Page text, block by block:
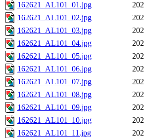
162621_AL101_01.jpg
162621_AL101_02.jpg
162621_AL101_03.jpg
162621_AL101_04.jpg
162621_AL101_05.jpg
162621_AL101_06.jpg
162621_AL101_07.jpg
162621_AL101_08.jpg
162621_AL101_09.jpg
162621_AL101_10.jpg
162621_AL101_11.jpg